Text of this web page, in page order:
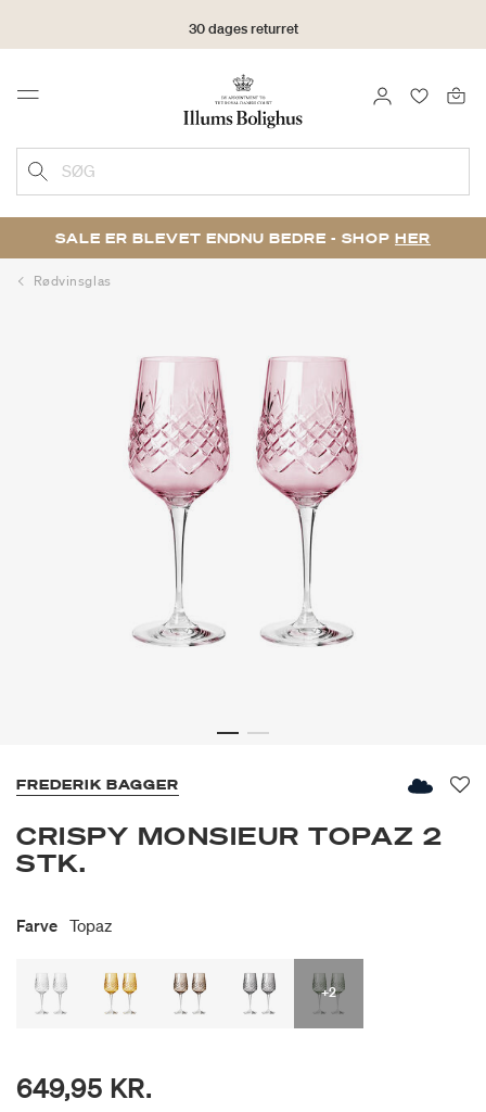
30 dages returret
Menu LOG IND
SØG
SALE ER BLEVET ENDNU BEDRE - SHOP HER
Rødvinsglas
FREDERIK BAGGER
CRISPY MONSIEUR TOPAZ 2
STK.
Farve Topaz
+2
649,95 KR.